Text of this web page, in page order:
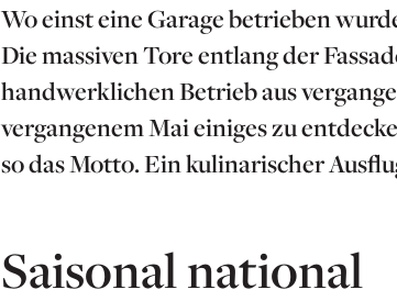
Wo einst eine Garage betrieben
Die massiven Tore entlang der
handwerklichen Betrieb aus
vergangenem Mai einiges zu
so das Motto. Ein kulinarischer
Saisonal national